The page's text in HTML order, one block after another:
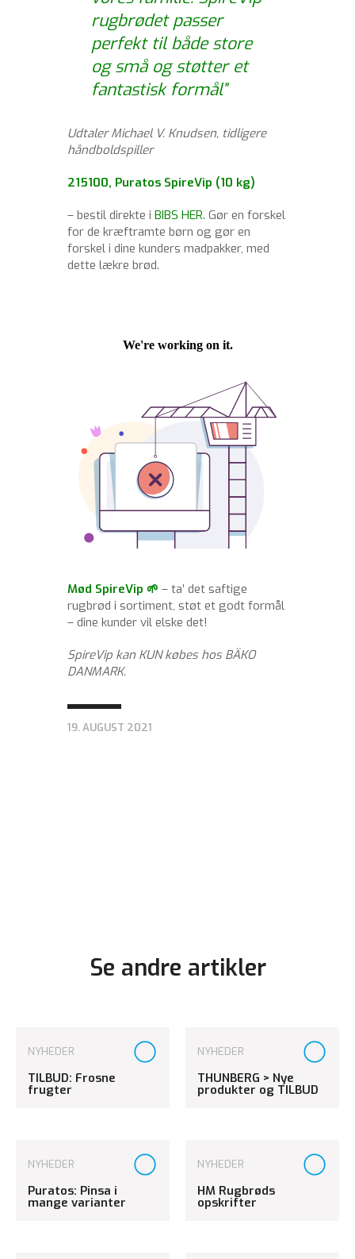
rugbrødet passer
perfekt til både store
og små og støtter et
fantastisk formål”
Udtaler Michael V. Knudsen, tidligere
håndboldspiller
215100, Puratos SpireVip (10 kg)
– bestil direkte i BIBS HER. Gør en forskel
for de kræftramte børn og gør en
forskel i dine kunders madpakker, med
dette lækre brød.
Mød SpireVip 🌱 – ta’ det saftige
rugbrød i sortiment, støt et godt formål
– dine kunder vil elske det!
SpireVip kan KUN købes hos BÄKO
DANMARK.
19. AUGUST 2021
Se andre artikler
NYHEDER
TILBUD: Frosne
frugter
NYHEDER
THUNBERG > Nye
produkter og TILBUD
NYHEDER
Puratos: Pinsa i
mange varianter
NYHEDER
HM Rugbrøds
opskrifter